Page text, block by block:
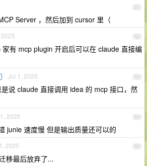
51
Server ，然后加到 cursor 里（
52
有 mcp plugin 开启后可以在 claude 直接编
53
Jul 1, 2025
说 claude 直接调用 idea 的 mcp 接口，然
54
2025
junie 速度慢 但是输出质量还可以的
55
2025
移最后放弃了...